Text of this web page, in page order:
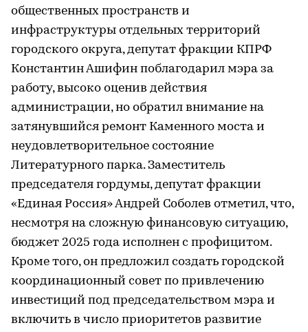
общественных пространств и
инфраструктуры отдельных территорий
городского округа, депутат фракции КПРФ
Константин Ашифин поблагодарил мэра за
работу, высоко оценив действия
администрации, но обратил внимание на
затянувшийся ремонт Каменного моста и
неудовлетворительное состояние
Литературного парка. Заместитель
председателя гордумы, депутат фракции
«Единая Россия» Андрей Соболев отметил, что,
несмотря на сложную финансовую ситуацию,
бюджет 2025 года исполнен с профицитом.
Кроме того, он предложил создать городской
координационный совет по привлечению
инвестиций под председательством мэра и
включить в число приоритетов развитие